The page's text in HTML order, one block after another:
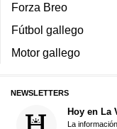
Forza Breo
Fútbol gallego
Motor gallego
NEWSLETTERS
Hoy en La
La